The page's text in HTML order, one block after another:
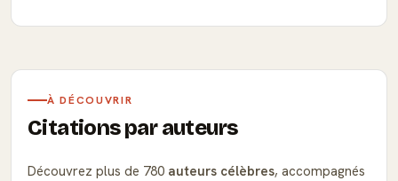
À DÉCOUVRIR
Citations par auteurs
Découvrez plus de 780 auteurs célèbres, accompagnés